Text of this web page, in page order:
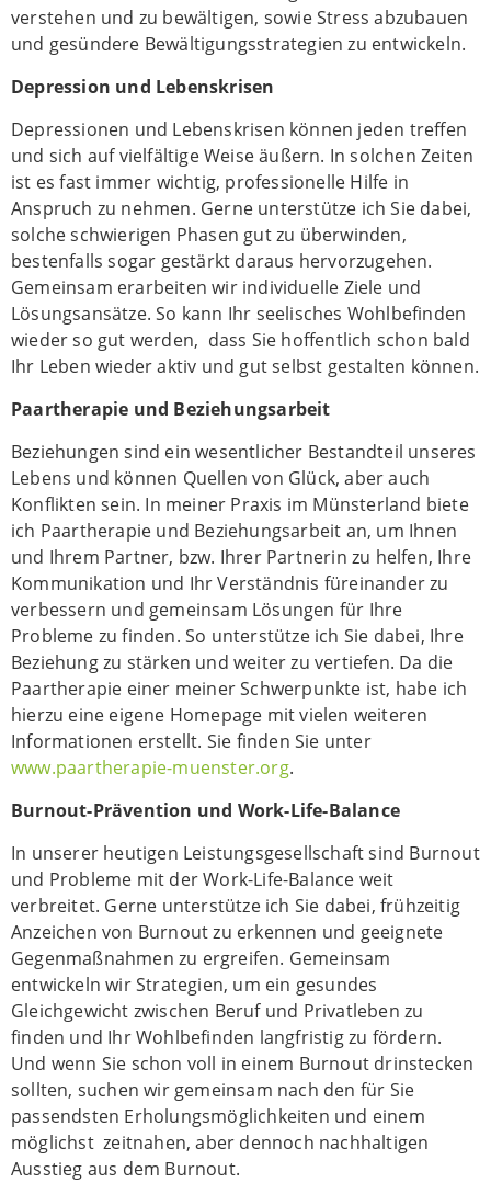
verstehen und zu bewältigen, sowie Stress abzubauen
und gesündere Bewältigungsstrategien zu entwickeln.
Depression und Lebenskrisen
Depressionen und Lebenskrisen können jeden treffen
und sich auf vielfältige Weise äußern. In solchen Zeiten
ist es fast immer wichtig, professionelle Hilfe in
Anspruch zu nehmen. Gerne unterstütze ich Sie dabei,
solche schwierigen Phasen gut zu überwinden,
bestenfalls sogar gestärkt daraus hervorzugehen.
Gemeinsam erarbeiten wir individuelle Ziele und
Lösungsansätze. So kann Ihr seelisches Wohlbefinden
wieder so gut werden, dass Sie hoffentlich schon bald
Ihr Leben wieder aktiv und gut selbst gestalten können.
Paartherapie und Beziehungsarbeit
Beziehungen sind ein wesentlicher Bestandteil unseres
Lebens und können Quellen von Glück, aber auch
Konflikten sein. In meiner Praxis im Münsterland biete
ich Paartherapie und Beziehungsarbeit an, um Ihnen
und Ihrem Partner, bzw. Ihrer Partnerin zu helfen, Ihre
Kommunikation und Ihr Verständnis füreinander zu
verbessern und gemeinsam Lösungen für Ihre
Probleme zu finden. So unterstütze ich Sie dabei, Ihre
Beziehung zu stärken und weiter zu vertiefen. Da die
Paartherapie einer meiner Schwerpunkte ist, habe ich
hierzu eine eigene Homepage mit vielen weiteren
Informationen erstellt. Sie finden Sie unter
www.paartherapie-muenster.org.
Burnout-Prävention und Work-Life-Balance
In unserer heutigen Leistungsgesellschaft sind Burnout
und Probleme mit der Work-Life-Balance weit
verbreitet. Gerne unterstütze ich Sie dabei, frühzeitig
Anzeichen von Burnout zu erkennen und geeignete
Gegenmaßnahmen zu ergreifen. Gemeinsam
entwickeln wir Strategien, um ein gesundes
Gleichgewicht zwischen Beruf und Privatleben zu
finden und Ihr Wohlbefinden langfristig zu fördern.
Und wenn Sie schon voll in einem Burnout drinstecken
sollten, suchen wir gemeinsam nach den für Sie
passendsten Erholungsmöglichkeiten und einem
möglichst zeitnahen, aber dennoch nachhaltigen
Ausstieg aus dem Burnout.